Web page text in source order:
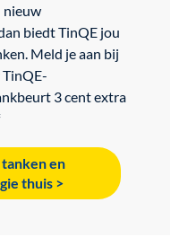
nieuw
biedt TinQE jou
Meld je aan bij
3 cent extra
en
thuis >